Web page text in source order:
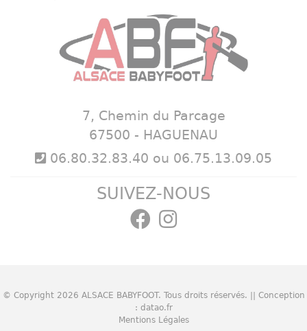
7, Chemin du Parcage
67500 - HAGUENAU
06.80.32.83.40 ou 06.75.13.09.05
SUIVEZ-NOUS
© Copyright 2026 ALSACE BABYFOOT. Tous droits réservés. || Conception
: datao.fr
Mentions Légales